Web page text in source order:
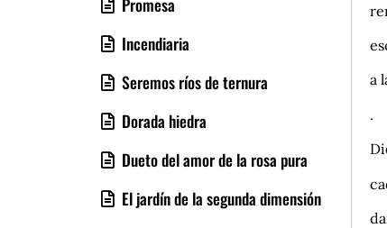
Promesa
Incendiaria
Seremos ríos de ternura
Dorada hiedra
Dueto del amor de la rosa pura
El jardín de la segunda dimensión
a
.